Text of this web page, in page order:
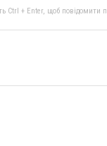
Ctrl + Enter, щоб повідомити